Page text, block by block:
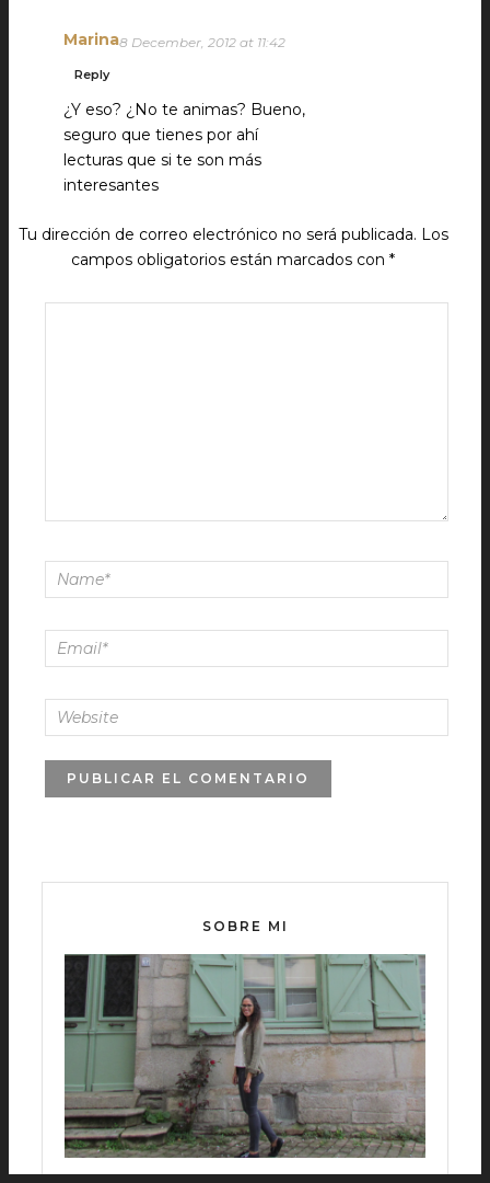
Marina8 December, 2012 at 11:42
Reply
¿Y eso? ¿No te animas? Bueno,
seguro que tienes por ahí
lecturas que si te son más
interesantes
Tu dirección de correo electrónico no será publicada. Los
campos obligatorios están marcados con*
SOBRE MI